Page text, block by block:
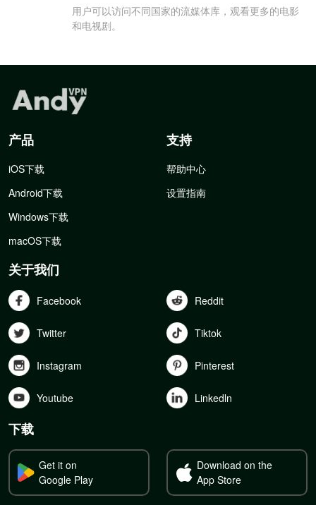
用户可以访问不同国家的流媒体库，观看更多的电影
和电视剧。
产品
iOS下载
Android下载
Windows下载
macOS下载
支持
帮助中心
设置指南
关于我们
Facebook Reddit
Twitter Tiktok
Instagram Pinterest
Youtube Linkedln
下载
Get it on
Google Play
Download on the
App Store